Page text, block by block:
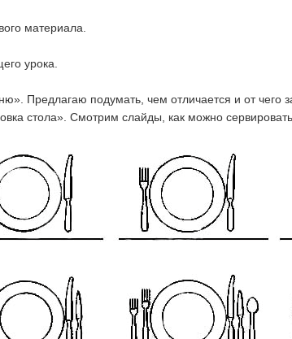
материала.
урока.
Предлагаю подумать, чем отличается и от чего
стола». Смотрим слайды, как можно сервировать